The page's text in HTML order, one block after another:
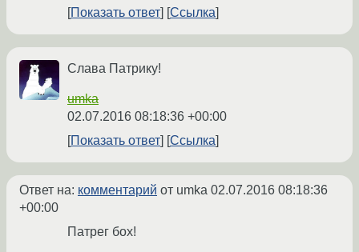
Показать ответ
Ссылка
Слава Патрику!
umka
02.07.2016 08:18:36 +00:00
Показать ответ
Ссылка
Ответ на: комментарий от umka 02.07.2016 08:18:36
+00:00
Патрег бох!